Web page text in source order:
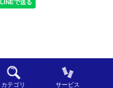
カテゴリ サービス